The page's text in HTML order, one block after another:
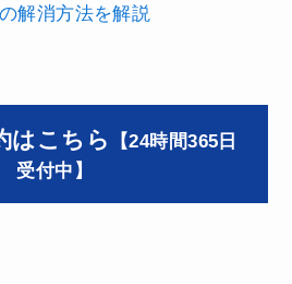
解消方法を解説
はこちら
【24時間365日
受付中】